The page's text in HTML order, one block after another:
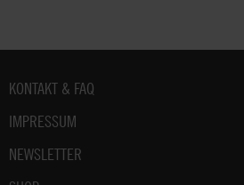
Fußbereich
KONTAKT & FAQ
IMPRESSUM
NEWSLETTER